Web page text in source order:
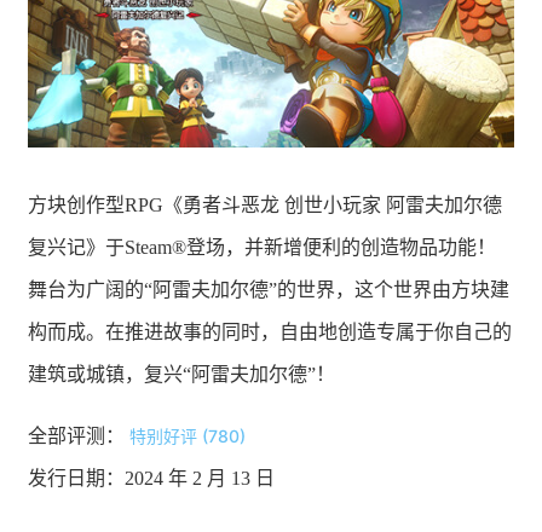
方块创作型RPG《勇者斗恶龙 创世小玩家 阿雷夫加尔德
复兴记》于Steam®登场，并新增便利的创造物品功能！
舞台为广阔的“阿雷夫加尔德”的世界，这个世界由方块建
构而成。在推进故事的同时，自由地创造专属于你自己的
建筑或城镇，复兴“阿雷夫加尔德”！
全部评测： 特别好评 (780)
发行日期：2024 年 2 月 13 日